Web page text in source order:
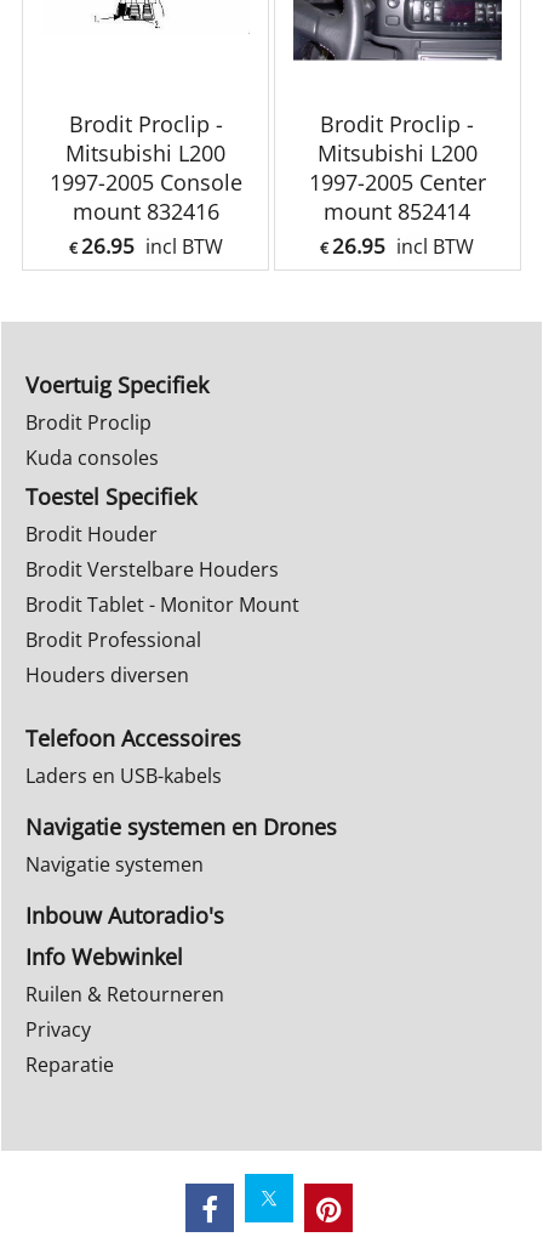
Brodit Proclip -
Mitsubishi L200
1997-2005 Console
mount 832416
€ 26.95 incl BTW
Brodit Proclip -
Mitsubishi L200
1997-2005 Center
mount 852414
€ 26.95 incl BTW
Voertuig Specifiek
Brodit Proclip
Kuda consoles
Toestel Specifiek
Brodit Houder
Brodit Verstelbare Houders
Brodit Tablet - Monitor Mount
Brodit Professional
Houders diversen
Telefoon Accessoires
Laders en USB-kabels
Navigatie systemen en Drones
Navigatie systemen
Inbouw Autoradio's
Info Webwinkel
Ruilen & Retourneren
Privacy
Reparatie